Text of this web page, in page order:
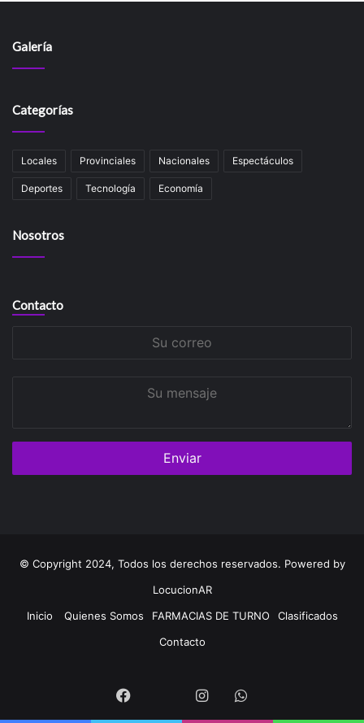
Galería
Categorías
Locales Provinciales Nacionales Espectáculos
Deportes Tecnología Economía
Nosotros
Contacto
© Copyright 2024, Todos los derechos reservados. Powered by
LocucionAR
Inicio
Quienes Somos FARMACIAS DE TURNO
Clasificados
Contacto
Facebook InstagramWhatsapp